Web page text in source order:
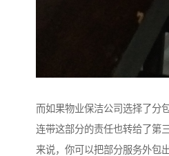
而如果物业保洁公司选择了分
连带这部分的责任也转给了第
来说，你可以把部分服务外包